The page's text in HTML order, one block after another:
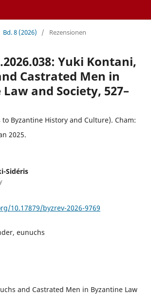
Bd. 8 (2026) / Rezensionen
Yuki Kontani,
Castrated Men in
and Society, 527–
to Byzantine History and Culture). Cham:
2025.
Sidéris
10.17879/byzrev-2026-9769
eunuchs
and Castrated Men in Byzantine Law